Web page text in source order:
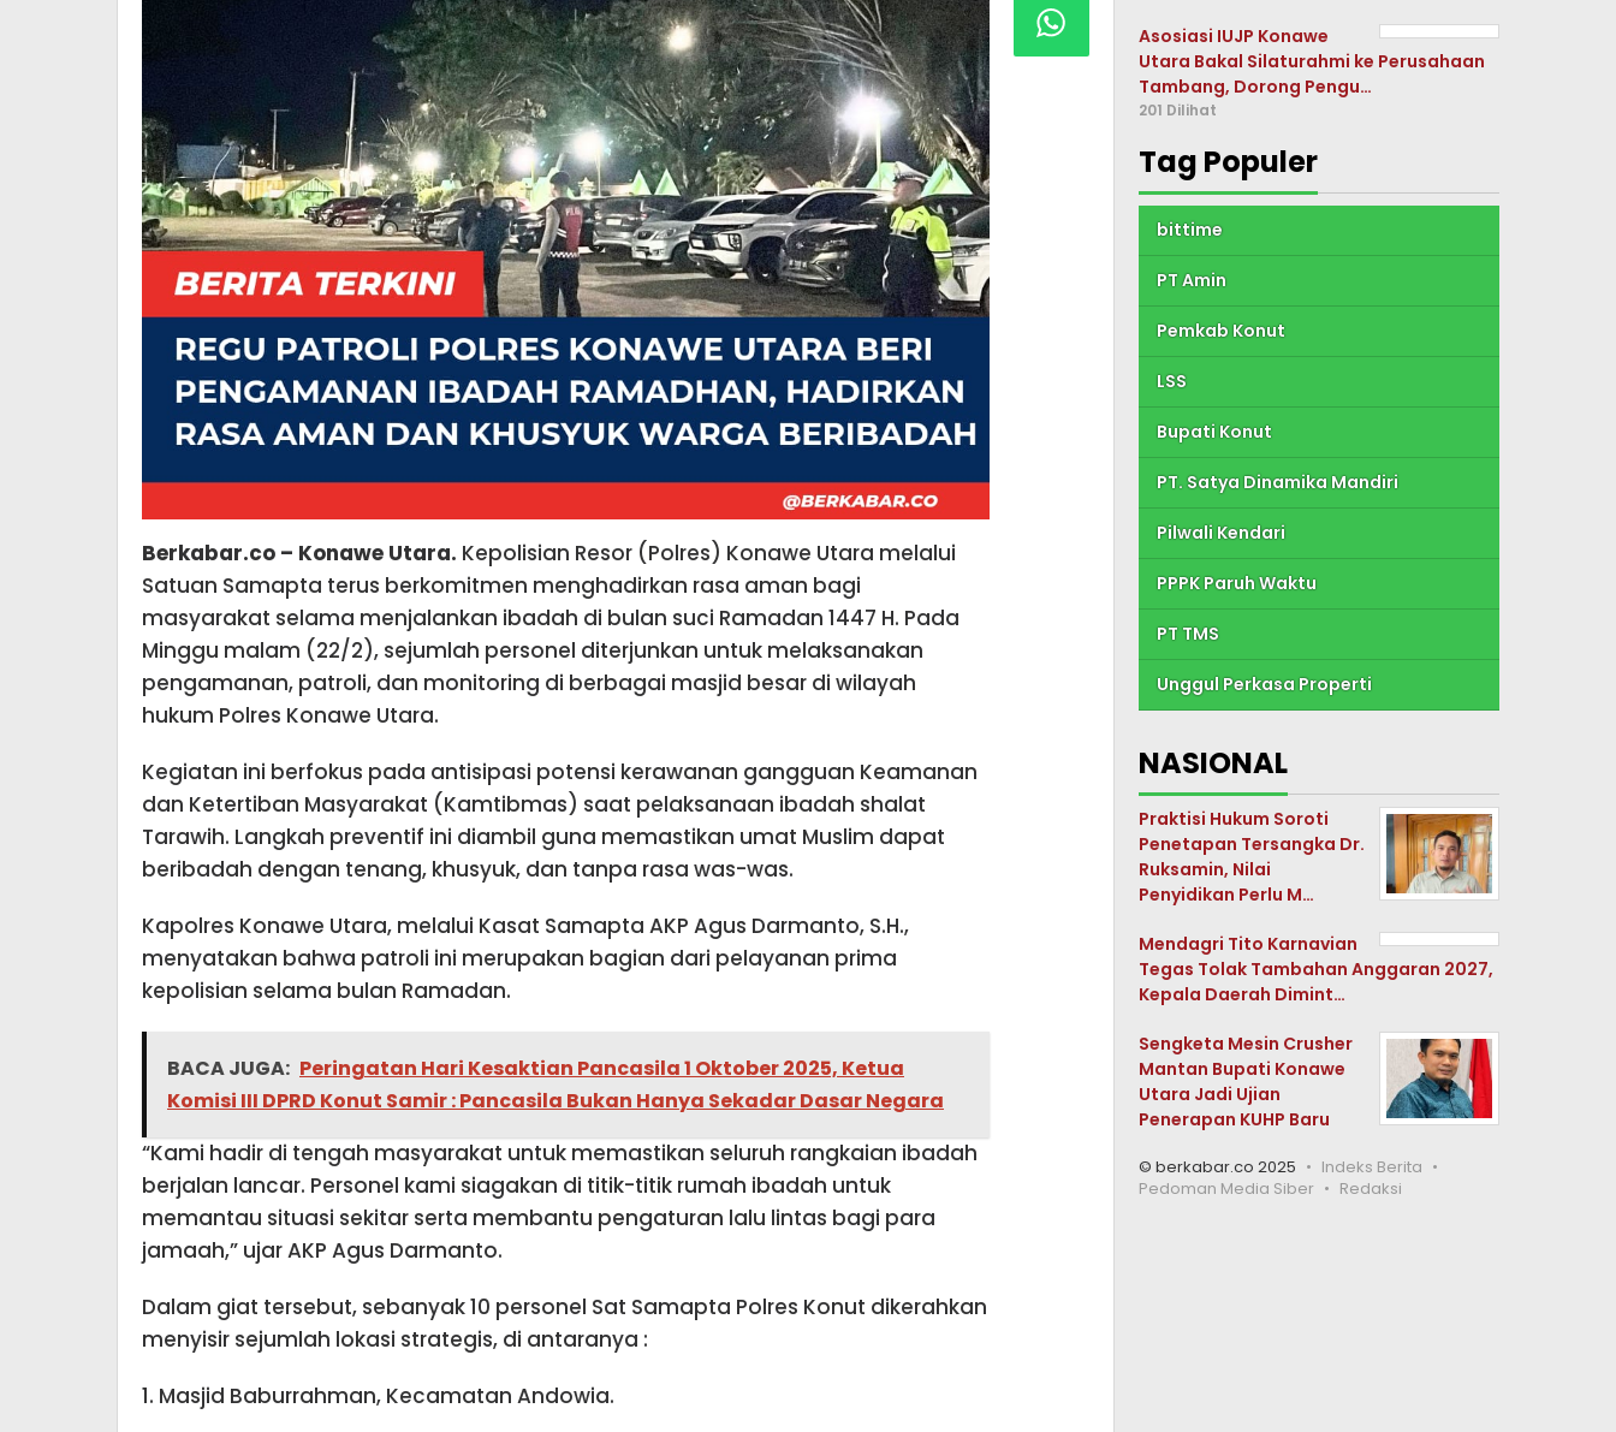
Berkabar.co – Konawe Utara. Kepolisian Resor (Polres) Konawe Utara melalui
Satuan Samapta terus berkomitmen menghadirkan rasa aman bagi
masyarakat selama menjalankan ibadah di bulan suci Ramadan 1447 H. Pada
Minggu malam (22/2), sejumlah personel diterjunkan untuk melaksanakan
pengamanan, patroli, dan monitoring di berbagai masjid besar di wilayah
hukum Polres Konawe Utara.
Kegiatan ini berfokus pada antisipasi potensi kerawanan gangguan Keamanan
dan Ketertiban Masyarakat (Kamtibmas) saat pelaksanaan ibadah shalat
Tarawih. Langkah preventif ini diambil guna memastikan umat Muslim dapat
beribadah dengan tenang, khusyuk, dan tanpa rasa was-was.
Kapolres Konawe Utara, melalui Kasat Samapta AKP Agus Darmanto, S.H.,
menyatakan bahwa patroli ini merupakan bagian dari pelayanan prima
kepolisian selama bulan Ramadan.
BACA JUGA: Peringatan Hari Kesaktian Pancasila 1 Oktober 2025, Ketua
Komisi III DPRD Konut Samir : Pancasila Bukan Hanya Sekadar Dasar Negara
“Kami hadir di tengah masyarakat untuk memastikan seluruh rangkaian ibadah
berjalan lancar. Personel kami siagakan di titik-titik rumah ibadah untuk
memantau situasi sekitar serta membantu pengaturan lalu lintas bagi para
jamaah,” ujar AKP Agus Darmanto.
Dalam giat tersebut, sebanyak 10 personel Sat Samapta Polres Konut dikerahkan
menyisir sejumlah lokasi strategis, di antaranya :
1. Masjid Baburrahman, Kecamatan Andowia.
Asosiasi IUJP Konawe
Utara Bakal Silaturahmi ke Perusahaan
Tambang, Dorong Pengu…
201 Dilihat
Tag Populer
bittime
PT Amin
Pemkab Konut
LSS
Bupati Konut
PT. Satya Dinamika Mandiri
Pilwali Kendari
PPPK Paruh Waktu
PT TMS
Unggul Perkasa Properti
NASIONAL
Praktisi Hukum Soroti
Penetapan Tersangka Dr.
Ruksamin, Nilai
Penyidikan Perlu M…
Mendagri Tito Karnavian
Tegas Tolak Tambahan Anggaran 2027,
Kepala Daerah Dimint…
Sengketa Mesin Crusher
Mantan Bupati Konawe
Utara Jadi Ujian
Penerapan KUHP Baru
© berkabar.co 2025
Indeks Berita
Pedoman Media Siber
Redaksi